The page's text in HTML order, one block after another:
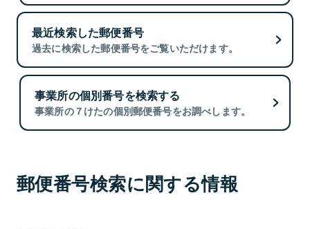
最近検索した郵便番号
過去に検索した郵便番号をご覧いただけます。
事業所の個別番号を検索する
事業所の７けたの個別郵便番号をお調べします。
郵便番号検索に関する情報